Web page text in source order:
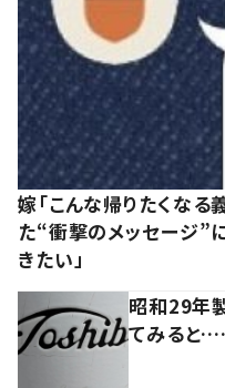
嫁「こんな帰りたくなる
た“衝撃のメッセージ”
きたい」
昭和29年
てみると